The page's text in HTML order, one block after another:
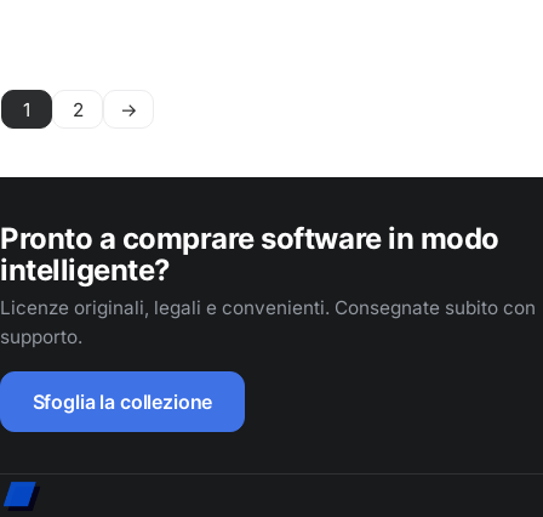
1 2 →
Pronto a comprare software in modo
intelligente?
Licenze originali, legali e convenienti. Consegnate subito con
supporto.
Sfoglia la collezione